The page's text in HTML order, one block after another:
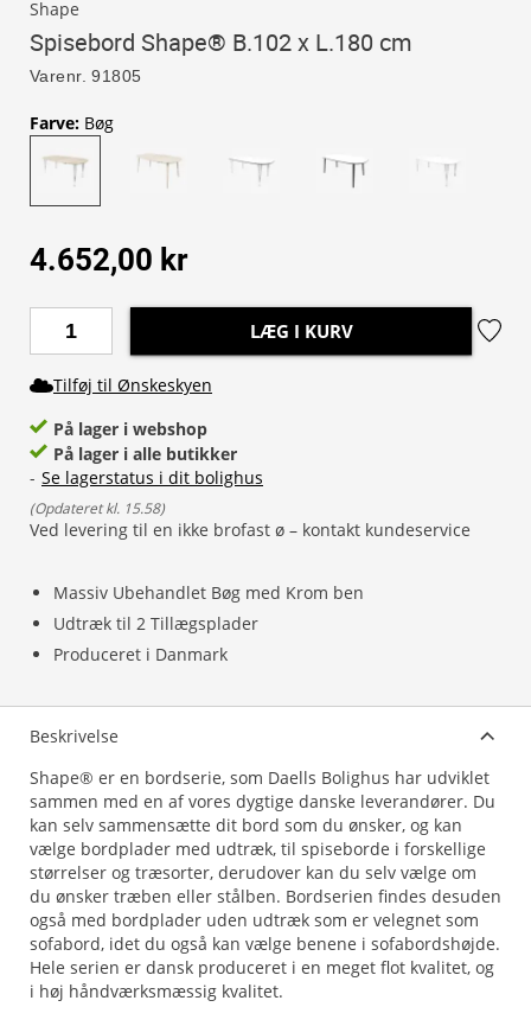
Shape
Spisebord Shape® B.102 x L.180 cm
Varenr. 91805
Massiv Ubehandlet Bøg med Krom ben
Udtræk til 2 Tillægsplader
Produceret i Danmark
Farve: Bøg
4.652,00 kr
LÆG I KURV
Tilføj til Ønskeskyen
På lager i webshop
På lager i alle butikker
- Se lagerstatus i dit bolighus
(Opdateret kl. 15.58)
Ved levering til en ikke brofast ø – kontakt kundeservice
Beskrivelse
Shape® er en bordserie, som Daells Bolighus har udviklet
sammen med en af vores dygtige danske leverandører. Du
kan selv sammensætte dit bord som du ønsker, og kan
vælge bordplader med udtræk, til spiseborde i forskellige
størrelser og træsorter, derudover kan du selv vælge om
du ønsker træben eller stålben. Bordserien findes desuden
også med bordplader uden udtræk som er velegnet som
sofabord, idet du også kan vælge benene i sofabordshøjde.
Hele serien er dansk produceret i en meget flot kvalitet, og
i høj håndværksmæssig kvalitet.